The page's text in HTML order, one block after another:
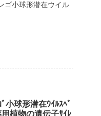
ゴ小球形潜在ウイル
ﾞ小球形潜在ｳｲﾙｽﾍﾞ
植物の遺伝子ｻｲﾚ